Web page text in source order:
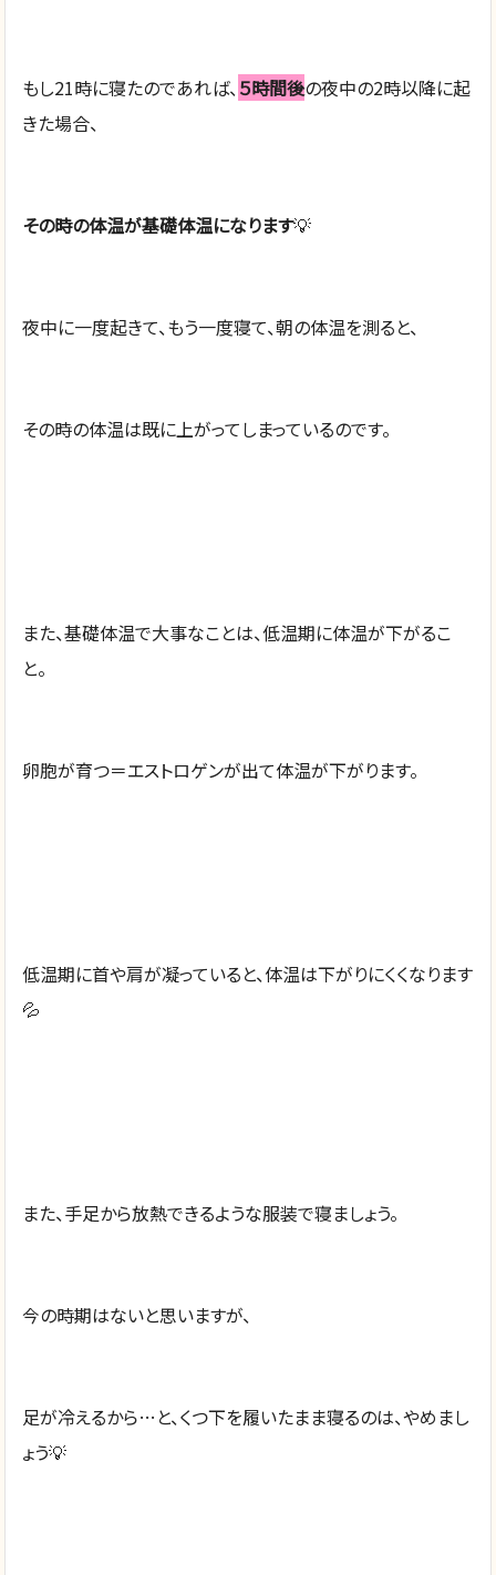
もし21時に寝たのであれば、 ５時間後の夜中の2時以降に起
きた場合、
その時の体温が基礎体温になります💡
夜中に一度起きて、もう一度寝て、朝の体温を測ると、
その時の体温は既に上がってしまっているのです。
また、基礎体温で大事なことは、低温期に体温が下がるこ
と。
卵胞が育つ＝エストロゲンが出て体温が下がります。
低温期に首や肩が凝っていると、体温は下がりにくくなります
💦
また、手足から放熱できるような服装で寝ましょう。
今の時期はないと思いますが、
足が冷えるから…と、くつ下を履いたまま寝るのは、やめまし
ょう💡